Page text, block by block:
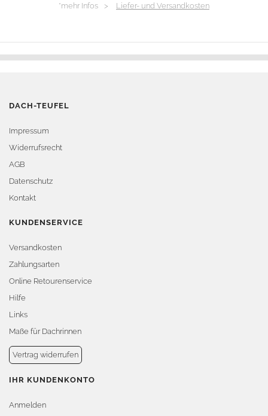
*mehr Infos > Liefer- und Versandkosten
DACH-TEUFEL
Impressum
Widerrufsrecht
AGB
Datenschutz
Kontakt
KUNDENSERVICE
Versandkosten
Zahlungsarten
Online Retourenservice
Hilfe
Links
Maße für Dachrinnen
Vertrag widerrufen
IHR KUNDENKONTO
Anmelden